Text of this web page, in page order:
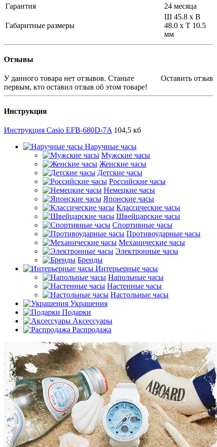
Гарантия
24 месяца
Габаритные размеры
Ш 45.8 x В
48.0 x Т 10.5
мм
Отзывы
Оставить отзыв
У данного товара нет отзывов. Станьте
первым, кто оставил отзыв об этом товаре!
Инструкция
Инструкция Casio EFB-680D-7A 104,5 кб
Наручные часы
Мужские часы
Женские часы
Детские часы
Российские часы
Немецкие часы
Японские часы
Классические часы
Швейцарские часы
Спортивные часы
Противоударные часы
Механические часы
Электронные часы
Бренды
Интерьерные часы
Напольные часы
Настенные часы
Настольные часы
Украшения
Подарки
Аксессуары
Распродажа